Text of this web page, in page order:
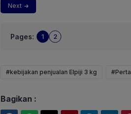
Next
Pages: 1 2
#kebijakan penjualan Elpiji 3 kg
Bagikan :